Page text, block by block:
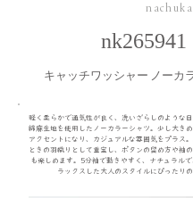
nk265941
キャッチワッシャー ノーカ
軽く柔らかで通気性が良く、洗いざらしのような
綿麻生地を使用したノーカラーシャツ。少し大き
アクセントになり、カジュアルな雰囲気をプラス
ときの羽織りとして重宝し、ボタンの留め方や袖
も楽しめます。5分袖で動きやすく、ナチュラル
ラックスした大人のスタイルにぴったりの